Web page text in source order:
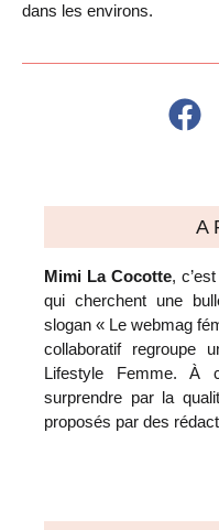
dans les environs.
A
Mimi La Cocotte,
qui cherchent une
slogan « Le webmag
collaboratif regroupe
Lifestyle Femme. À
surprendre par la
proposés par des